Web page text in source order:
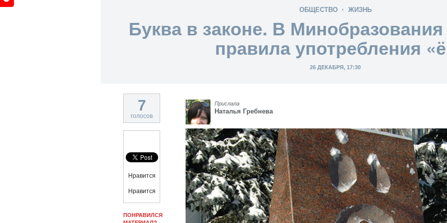
ОБЩЕСТВО ЖИЗНЬ
Буква в законе. В
правила употребления
26 ДЕКАБРЯ, 17:30
7
голосов
Нравится
Нравится
ПОНРАВИЛСЯ
Прислала
Наталья Гребнева